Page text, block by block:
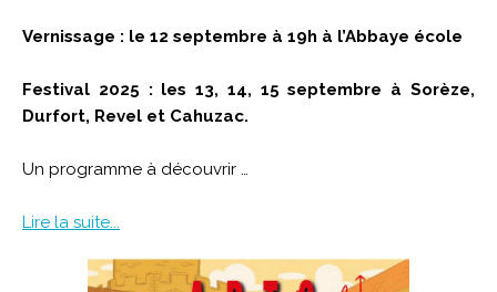
Vernissage : le 12 septembre à 19h à l’Abbaye école
Festival 2025 : les 13, 14, 15 septembre à Sorèze,
Durfort, Revel et Cahuzac.
Un programme à découvrir …
Lire la suite...